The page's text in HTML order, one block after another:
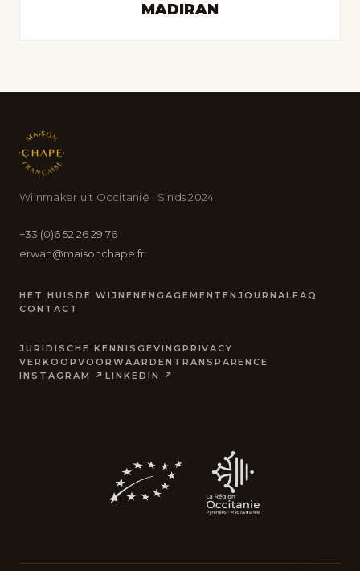
MADIRAN
Wijnmaker uit Occitanië · Sinds 2024
+33 (0)6 52 26 29 76
erwan@maisonchape.fr
HET HUIS DE WIJNEN ENGAGEMENTENJOURNALFAQ
CONTACT
JURIDISCHE KENNISGEVING PRIVACY
VERKOOPVOORWAARDEN TRANSPARENCE
INSTAGRAM ↗ LINKEDIN ↗